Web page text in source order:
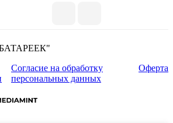
Согласие на обработку
персональных данных
Оферта